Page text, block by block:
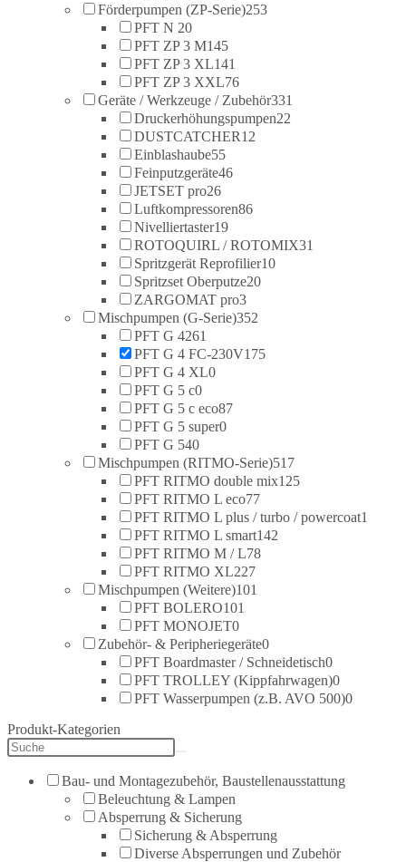
Förderpumpen (ZP-Serie)253
PFT N 20
PFT ZP 3 M145
PFT ZP 3 XL141
PFT ZP 3 XXL76
Geräte / Werkzeuge / Zubehör331
Druckerhöhungspumpen22
DUSTCATCHER12
Einblashaube55
Feinputzgeräte46
JETSET pro26
Luftkompressoren86
Nivelliertaster19
ROTOQUIRL / ROTOMIX31
Spritzgerät Reprofilier10
Spritzset Oberputze20
ZARGOMAT pro3
Mischpumpen (G-Serie)352
PFT G 4261
PFT G 4 FC-230V175
PFT G 4 XL0
PFT G 5 c0
PFT G 5 c eco87
PFT G 5 super0
PFT G 540
Mischpumpen (RITMO-Serie)517
PFT RITMO double mix125
PFT RITMO L eco77
PFT RITMO L plus / turbo / powercoat1
PFT RITMO L smart142
PFT RITMO M / L78
PFT RITMO XL227
Mischpumpen (Weitere)101
PFT BOLERO101
PFT MONOJET0
Zubehör- & Peripheriegeräte0
PFT Boardmaster / Schneidetisch0
PFT TROLLEY (Kippfahrwagen)0
PFT Wasserpumpen (z.B. AVO 500)0
Produkt-Kategorien
Bau- und Montagezubehör, Baustellenausstattung
Beleuchtung & Lampen
Absperrung & Sicherung
Sicherung & Absperrung
Diverse Absperrungen und Zubehör